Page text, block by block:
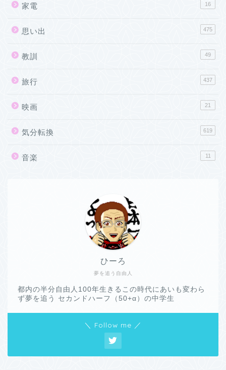
家電 16
思い出 475
教訓 49
旅行 437
映画 21
気分転換 619
音楽 11
夢を追う自由人
ひーろ
都内の半分自由人100年生きるこの時代にあいも変わら
ず夢を追う セカンドハーフ（50+α）の中学生
＼ Follow me ／